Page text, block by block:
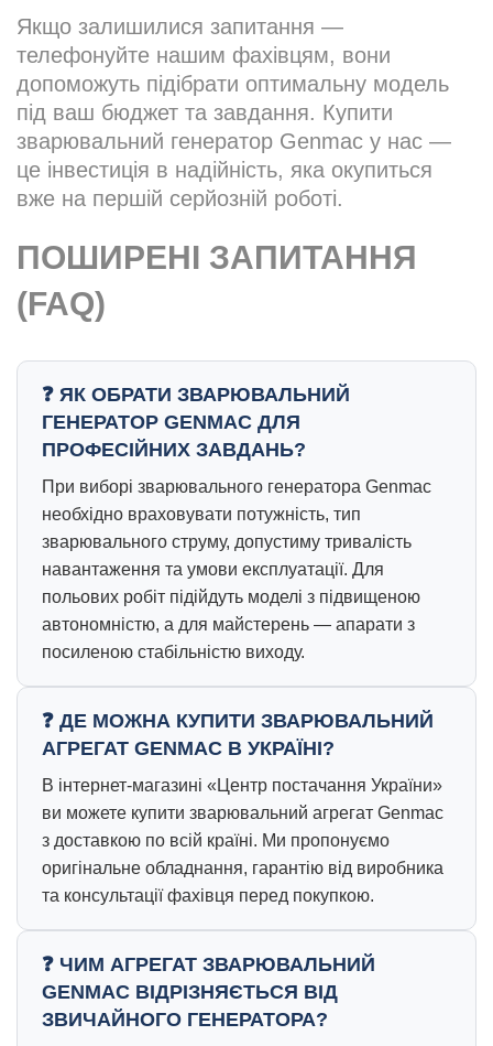
Якщо залишилися запитання —
телефонуйте нашим фахівцям, вони
допоможуть підібрати оптимальну модель
під ваш бюджет та завдання. Купити
зварювальний генератор Genmac у нас —
це інвестиція в надійність, яка окупиться
вже на першій серйозній роботі.
ПОШИРЕНІ ЗАПИТАННЯ
(FAQ)
ЯК ОБРАТИ ЗВАРЮВАЛЬНИЙ
ГЕНЕРАТОР GENMAC ДЛЯ
ПРОФЕСІЙНИХ ЗАВДАНЬ?
При виборі зварювального генератора Genmac
необхідно враховувати потужність, тип
зварювального струму, допустиму тривалість
навантаження та умови експлуатації. Для
польових робіт підійдуть моделі з підвищеною
автономністю, а для майстерень — апарати з
посиленою стабільністю виходу.
ДЕ МОЖНА КУПИТИ ЗВАРЮВАЛЬНИЙ
АГРЕГАТ GENMAC В УКРАЇНІ?
В інтернет-магазині «Центр постачання України»
ви можете купити зварювальний агрегат Genmac
з доставкою по всій країні. Ми пропонуємо
оригінальне обладнання, гарантію від виробника
та консультації фахівця перед покупкою.
ЧИМ АГРЕГАТ ЗВАРЮВАЛЬНИЙ
GENMAC ВІДРІЗНЯЄТЬСЯ ВІД
ЗВИЧАЙНОГО ГЕНЕРАТОРА?